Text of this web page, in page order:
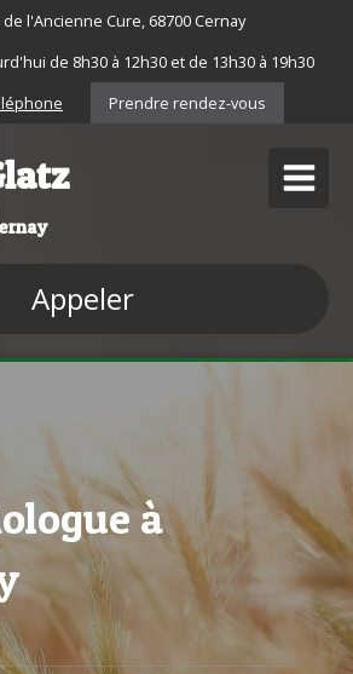
l'Ancienne Cure, 68700 Cernay
de 8h30 à 12h30 et de 13h30 à 19h30
Prendre rendez-vous
Appeler
à